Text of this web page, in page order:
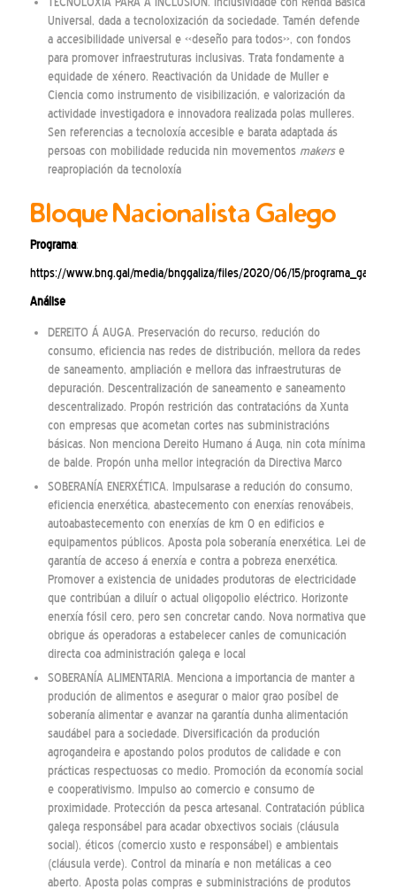
Universal, dada a tecnoloxización da sociedade. Tamén defende
a accesibilidade universal e «deseño para todos», con fondos
para promover infraestruturas inclusivas. Trata fondamente a
equidade de xénero. Reactivación da Unidade de Muller e
Ciencia como instrumento de visibilización, e valorización da
actividade investigadora e innovadora realizada polas mulleres.
Sen referencias a tecnoloxía accesible e barata adaptada ás
persoas con mobilidade reducida nin movementos makerse
reapropiación da tecnoloxía
Bloque Nacionalista Galego
Programa:
https://www.bng.gal/media/bnggaliza/files/2020/06/15/
Análise
DEREITO Á AUGA. Preservación do recurso, redución do
consumo, eficiencia nas redes de distribución, mellora da redes
de saneamento, ampliación e mellora das infraestruturas de
depuración. Descentralización de saneamento e saneamento
descentralizado. Propón restrición das contratacións da Xunta
con empresas que acometan cortes nas subministracións
básicas. Non menciona Dereito Humano á Auga, nin cota mínima
de balde. Propón unha mellor integración da Directiva Marco
SOBERANÍA ENERXÉTICA. Impulsarase a redución do consumo,
eficiencia enerxética, abastecemento con enerxías renovábeis,
autoabastecemento con enerxías de km 0 en edificios e
equipamentos públicos. Aposta pola soberanía enerxética. Lei de
garantía de acceso á enerxía e contra a pobreza enerxética.
Promover a existencia de unidades produtoras de electricidade
que contribúan a diluír o actual oligopolio eléctrico. Horizonte
enerxía fósil cero, pero sen concretar cando. Nova normativa que
obrigue ás operadoras a estabelecer canles de comunicación
directa coa administración galega e local
SOBERANÍA ALIMENTARIA. Menciona a importancia de manter a
produción de alimentos e asegurar o maior grao posíbel de
soberanía alimentar e avanzar na garantía dunha alimentación
saudábel para a sociedade. Diversificación da produción
agrogandeira e apostando polos produtos de calidade e con
prácticas respectuosas co medio. Promoción da economía social
e cooperativismo. Impulso ao comercio e consumo de
proximidade. Protección da pesca artesanal. Contratación pública
galega responsábel para acadar obxectivos sociais (cláusula
social), éticos (comercio xusto e responsábel) e ambientais
(cláusula verde). Control da minaría e non metálicas a ceo
aberto. Aposta polas compras e subministracións de produtos